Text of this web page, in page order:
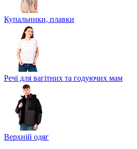
Купальники, плавки
Речі для вагітних та годуючих мам
Верхній одяг